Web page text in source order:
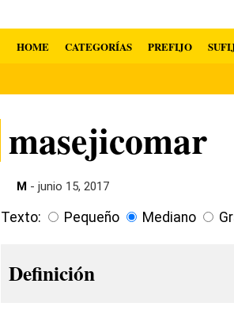
HOME CATEGORÍAS PREFIJO
masejicomar
M - junio 15, 2017
Texto: Pequeño Mediano
Definición